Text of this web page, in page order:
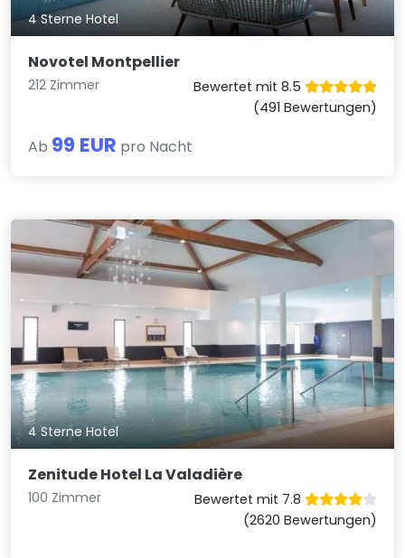
4 Sterne Hotel
Novotel Montpellier
212 Zimmer
Bewertet mit 8.5
(491 Bewertungen)
Ab 99 EUR pro Nacht
4 Sterne Hotel
Zenitude Hotel La Valadière
100 Zimmer
Bewertet mit 7.8
(2620 Bewertungen)